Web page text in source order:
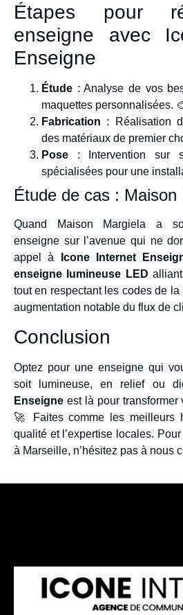
Étapes pour
enseigne avec
Enseigne
Étude : Analyse de vos
maquettes personnalisées.
Fabrication : Réalisation
des matériaux de premier
Pose : Intervention sur
spécialisées pour une
Étude de cas : Maison
Quand Maison Margiela a
enseigne sur l’avenue qui ne
appel à
Icone Internet
enseigne lumineuse LED
tout en respectant les codes de
augmentation notable du flux de
Conclusion
Optez pour une enseigne qui
soit lumineuse, en relief ou
Enseigne est là pour
🚀 Faites comme les meilleurs
qualité et l’expertise locales.
à Marseille, n’hésitez pas à nous